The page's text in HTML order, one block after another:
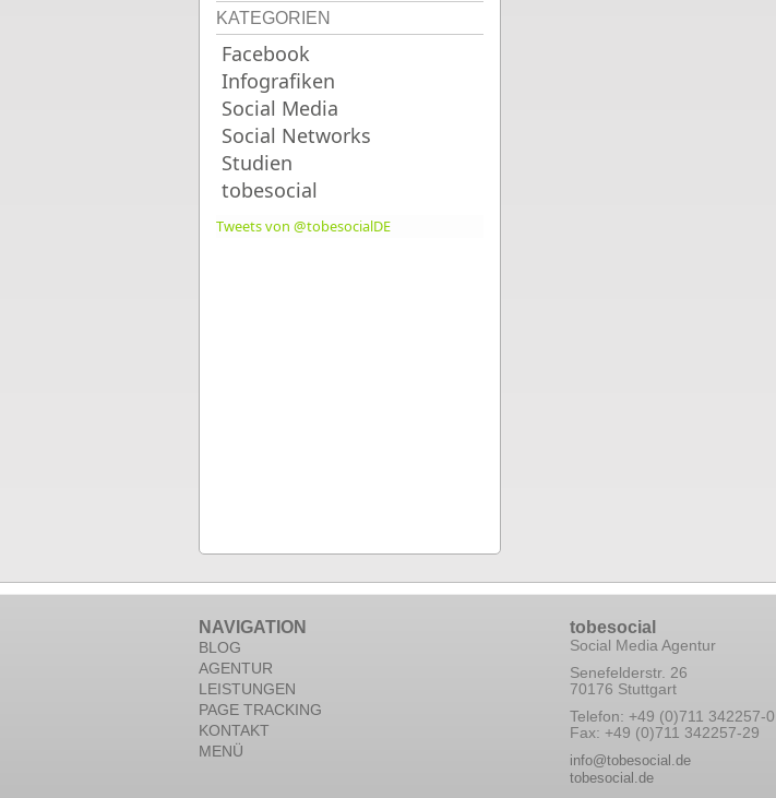
KATEGORIEN
Facebook
Infografiken
Social Media
Social Networks
Studien
tobesocial
Tweets von @tobesocialDE
NAVIGATION
BLOG
AGENTUR
LEISTUNGEN
PAGE TRACKING
KONTAKT
MENÜ
tobesocial
Social Media Agentur
Senefelderstr. 26
70176 Stuttgart
Telefon: +49 (0)711 342257-0
Fax: +49 (0)711 342257-29
info@tobesocial.de
tobesocial.de